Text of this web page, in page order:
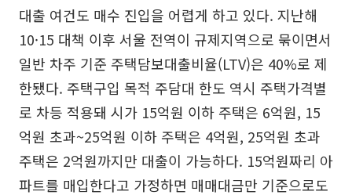
대출 여건도 매수 진입을 어렵게 하고 있다. 지난해
10·15 대책 이후 서울 전역이 규제지역으로 묶이면서
일반 차주 기준 주택담보대출비율(LTV)은 40%로 제
한됐다. 주택구입 목적 주담대 한도 역시 주택가격별
로 차등 적용돼 시가 15억원 이하 주택은 6억원, 15
억원 초과~25억원 이하 주택은 4억원, 25억원 초과
주택은 2억원까지만 대출이 가능하다. 15억원짜리 아
파트를 매입한다고 가정하면 매매대금만 기준으로도